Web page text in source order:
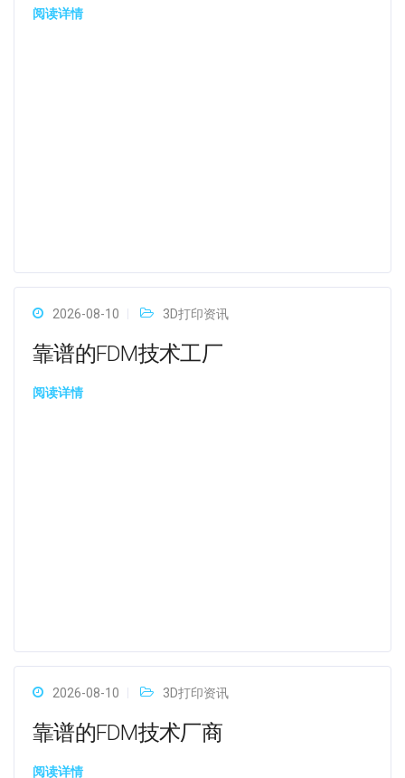
阅读详情
2026-08-10 3D打印资讯
靠谱的FDM技术工厂
阅读详情
2026-08-10 3D打印资讯
靠谱的FDM技术厂商
阅读详情